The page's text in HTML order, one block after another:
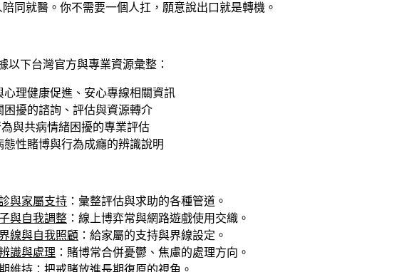
同就醫。你不需要一個人扛，願意說出口就是轉機。
以下台灣官方與專業資源彙整：
心理健康促進、安心專線相關資訊
困擾的諮詢、評估與資源轉介
與共病情緒困擾的專業評估
態性賭博與行為成癮的辨識說明
與家屬支持 ：彙整評估與求助的各種管道。
與自我調整 ：線上博弈常與網路遊戲使用交織。
線與自我照顧 ：給家屬的支持與界線設定。
識與處理 ：賭博常合併憂鬱、焦慮的處理方向。
維持 ：把戒賭放進長期復原的視角。